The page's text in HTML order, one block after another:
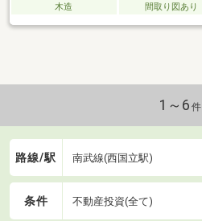
木造 間取り図あり
1～6 件
路線/駅 南武線(西国立駅)
条件 不動産投資(全て)